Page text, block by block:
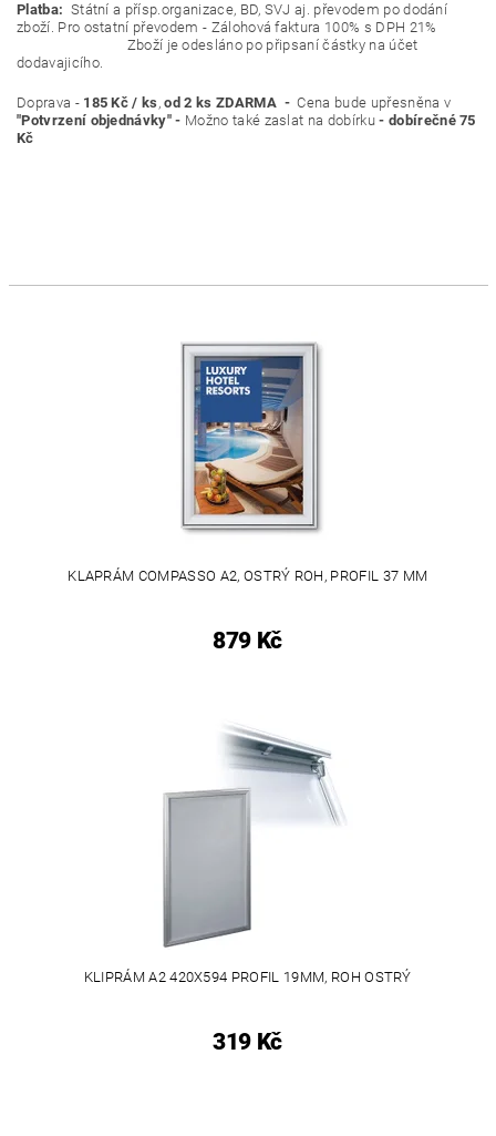
Platba: Státní a přísp.organizace, BD, SVJ aj. převodem po dodání
zboží. Pro ostatní převodem - Zálohová faktura 100% s DPH 21%
Zboží je odesláno po připsaní částky na účet
dodavajicího.
Doprava - 185 Kč / ks ,od 2 ks ZDARMA -Cena bude upřesněna v
"Potvrzení objednávky" - Možno také zaslat na dobírku- dobírečné 75
Kč
KLAPRÁM COMPASSO A2, OSTRÝ ROH, PROFIL 37 MM
879 Kč
KLIPRÁM A2 420X594 PROFIL 19MM, ROH OSTRÝ
319 Kč